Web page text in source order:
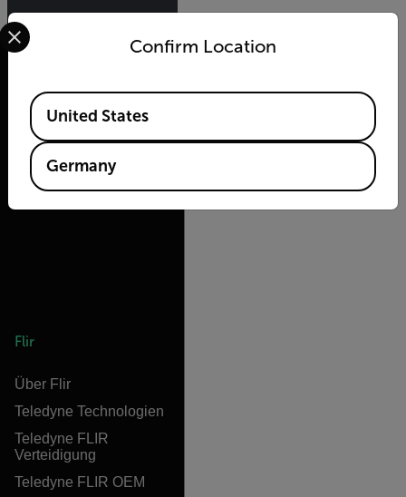
2026 © Flir Alle
Rechte vorbehalten.
Flir
Über Flir
Teledyne Technologien
Teledyne FLIR
Verteidigung
Teledyne FLIR OEM
Confirm Location
Select your preferred country and language from the
Available Locations
United States
Germany